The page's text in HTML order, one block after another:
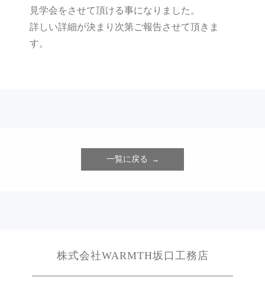
見学会をさせて頂ける事になりました。
詳しい詳細が決まり次第ご報告させて頂きま
す。
一覧に戻る
株式会社WARMTH坂口工務店